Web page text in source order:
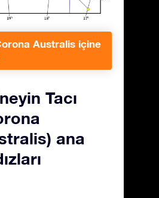
Corona Australis içine
Tacı
ana